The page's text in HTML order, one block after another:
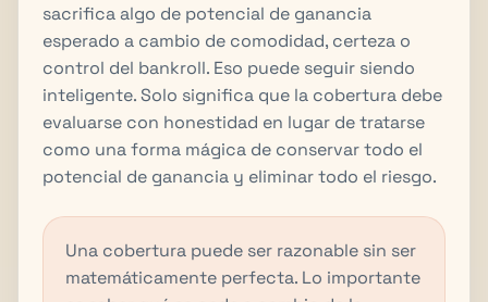
sacrifica algo de potencial de ganancia
esperado a cambio de comodidad, certeza o
control del bankroll. Eso puede seguir siendo
inteligente. Solo significa que la cobertura debe
evaluarse con honestidad en lugar de tratarse
como una forma mágica de conservar todo el
potencial de ganancia y eliminar todo el riesgo.
Una cobertura puede ser razonable sin ser
matemáticamente perfecta. Lo importante